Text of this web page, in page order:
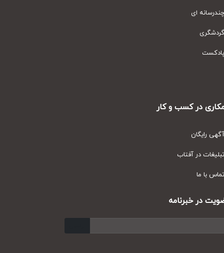
ای
در کسب و کار
رایگان
در آفتاب
با ما
در خبرنامه